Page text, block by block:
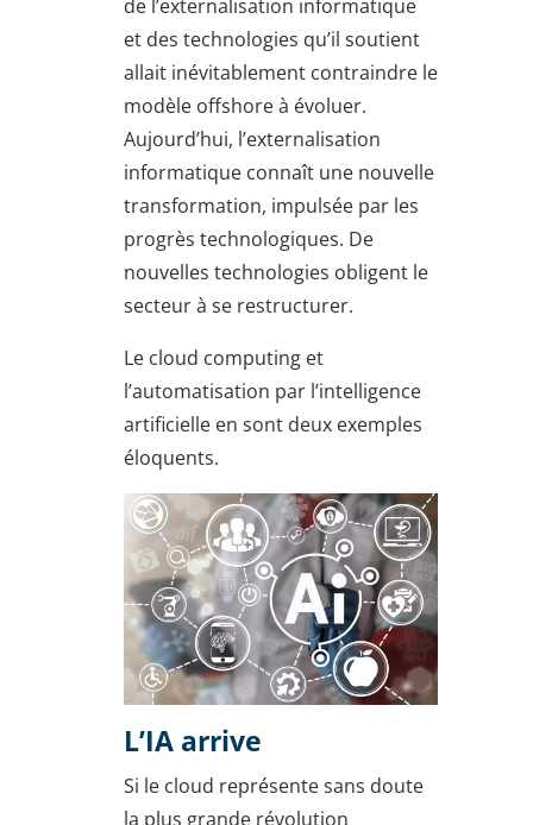
de l’externalisation informatique
et des technologies qu’il soutient
allait inévitablement contraindre le
modèle offshore à évoluer.
Aujourd’hui, l’externalisation
informatique connaît une nouvelle
transformation, impulsée par les
progrès technologiques. De
nouvelles technologies obligent le
secteur à se restructurer.
Le cloud computing et
l’automatisation par l’intelligence
artificielle en sont deux exemples
éloquents.
L’IA arrive
Si le cloud représente sans doute
la plus grande révolution